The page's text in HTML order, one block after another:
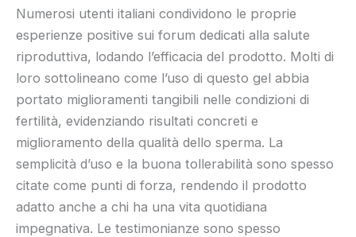
Numerosi utenti italiani condividono le proprie
esperienze positive sui forum dedicati alla salute
riproduttiva, lodando l’efficacia del prodotto. Molti di
loro sottolineano come l’uso di questo gel abbia
portato miglioramenti tangibili nelle condizioni di
fertilità, evidenziando risultati concreti e
miglioramento della qualità dello sperma. La
semplicità d’uso e la buona tollerabilità sono spesso
citate come punti di forza, rendendo il prodotto
adatto anche a chi ha una vita quotidiana
impegnativa. Le testimonianze sono spesso